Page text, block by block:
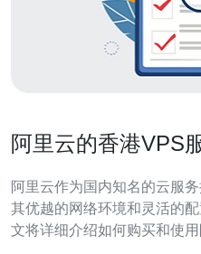
阿里云的香港VPS
阿里云作为国内知名的云服
其优越的网络环境和灵活的
文将详细介绍如何购买和使